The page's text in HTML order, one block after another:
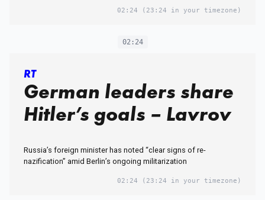
конфликта
02:24 (23:24 in your timezone)
02:24
RT
German leaders share
Hitler’s goals – Lavrov
Russia’s foreign minister has noted “clear signs of re-
nazification” amid Berlin’s ongoing militarization
02:24 (23:24 in your timezone)